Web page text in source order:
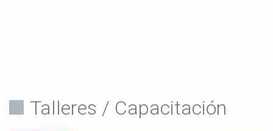
Talleres / Capacitación